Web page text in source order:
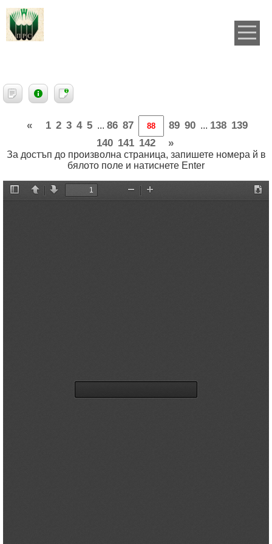
« 1 2 3 4 5 ... 86 87 89 90 ... 138 139
140 141 142 »
За достъп до произволна страница, запишете номера й в
бялото поле и натиснете Enter